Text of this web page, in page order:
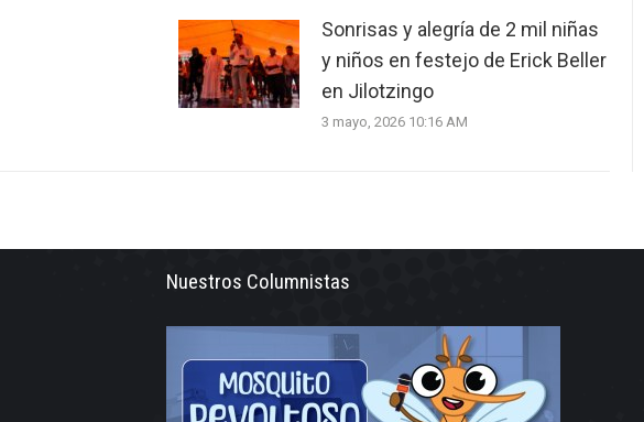
Sonrisas y alegría de 2 mil niñas
y niños en festejo de Erick Beller
en Jilotzingo
3 mayo, 2026 10:16 AM
Nuestros Columnistas